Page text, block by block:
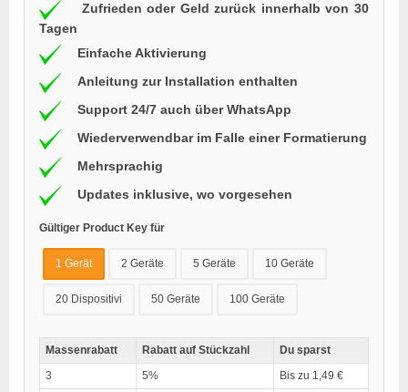
Zufrieden oder Geld zurück innerhalb von 30
Tagen
Einfache Aktivierung
Anleitung zur Installation enthalten
Support 24/7 auch über WhatsApp
Wiederverwendbar im Falle einer Formatierung
Mehrsprachig
Updates inklusive, wo vorgesehen
Gültiger Product Key für
1 Gerät 2 Geräte 5 Geräte 10 Geräte
20 Dispositivi 50 Geräte 100 Geräte
Massenrabatt Rabatt auf Stückzahl
Du sparst
3
5%
Bis zu 1,49 €